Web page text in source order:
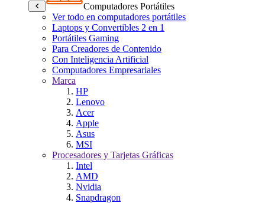
Computadores Portátiles
Ver todo en computadores portátiles
Laptops y Convertibles 2 en 1
Portátiles Gaming
Para Creadores de Contenido
Con Inteligencia Artificial
Computadores Empresariales
Marca
HP
Lenovo
Acer
Apple
Asus
MSI
Procesadores y Tarjetas Gráficas
Intel
AMD
Nvidia
Snapdragon